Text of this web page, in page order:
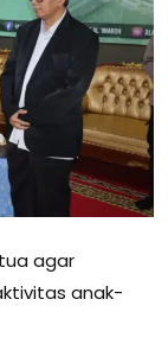
agar
anak-